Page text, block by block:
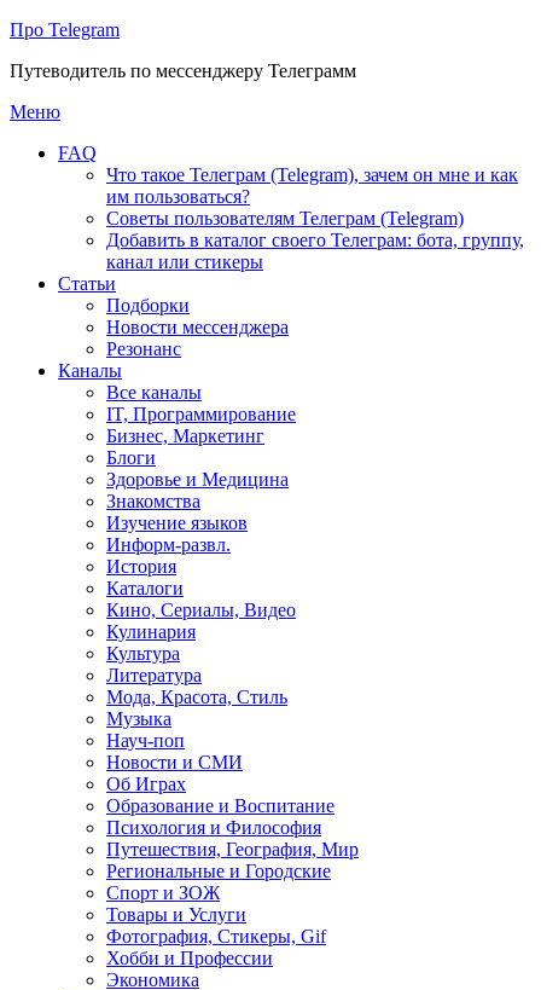
Про Telegram
Путеводитель по мессенджеру Телеграмм
Перейти
содержимому
Меню
FAQ
Что такое Телеграм (Telegram), зачем он мне и как
им пользоваться?
Советы пользователям Телеграм (Telegram)
Добавить в каталог своего Телеграм: бота, группу,
канал или стикеры
Статьи
Подборки
Новости мессенджера
Резонанс
Каналы
Все каналы
IT, Программирование
Бизнес, Маркетинг
Блоги
Здоровье и Медицина
Знакомства
Изучение языков
Информ-развл.
История
Каталоги
Кино, Сериалы, Видео
Кулинария
Культура
Литература
Мода, Красота, Стиль
Музыка
Науч-поп
Новости и СМИ
Об Играх
Образование и Воспитание
Психология и Философия
Путешествия, География, Мир
Региональные и Городские
Спорт и ЗОЖ
Товары и Услуги
Фотография, Стикеры, Gif
Хобби и Профессии
Экономика